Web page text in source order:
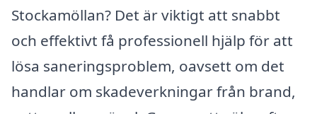
Stockamöllan? Det är viktigt att snabbt
och effektivt få professionell hjälp för att
lösa saneringsproblem, oavsett om det
handlar om skadeverkningar från brand,